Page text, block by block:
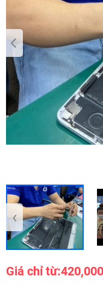
‹
Giá chỉ từ: